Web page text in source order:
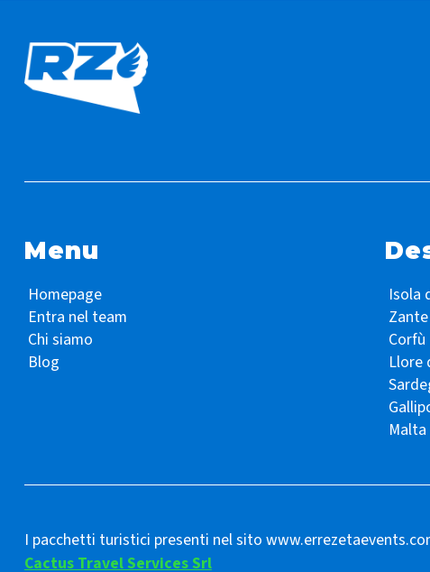
Menu
Homepage
Entra nel team
Chi siamo
Blog
Isola
Zante
Corfù
Llore
Malta
I pacchetti turistici presenti nel sito
Cactus Travel Services Srl